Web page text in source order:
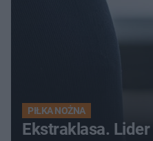
PIŁKA NOŻNA
Ekstraklasa.